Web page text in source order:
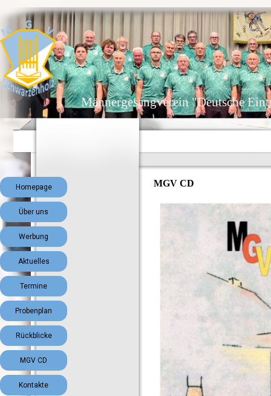
Männergesangverein "Deutsche
Menü überspringen
Homepage
Über uns
Werbung
Aktuelles
Termine
Probenplan
Rückblicke
MGV CD
Kontakte
MGV CD